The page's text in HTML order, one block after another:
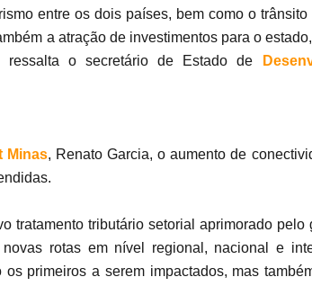
entre os dois países, bem como o trânsito
a atração de investimentos para o
ressalta o secretário de Estado de
Minas, Renato Garcia, o aumento de
tratamento tributário setorial aprimorado pelo
rotas em nível regional, nacional e
primeiros a serem impactados, mas